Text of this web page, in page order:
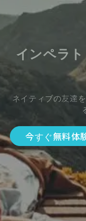
インペラ
ネイティブの友達
今すぐ無料体